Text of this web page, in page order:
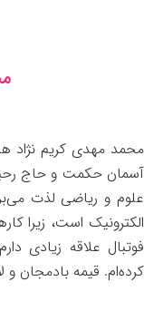
آسمان حکمت و حاج رحیم
علوم و ریاضی لذت
الکترونیک است، زیرا
فوتبال علاقه زیادی
کرده‌ام. قیمه بادمجان و